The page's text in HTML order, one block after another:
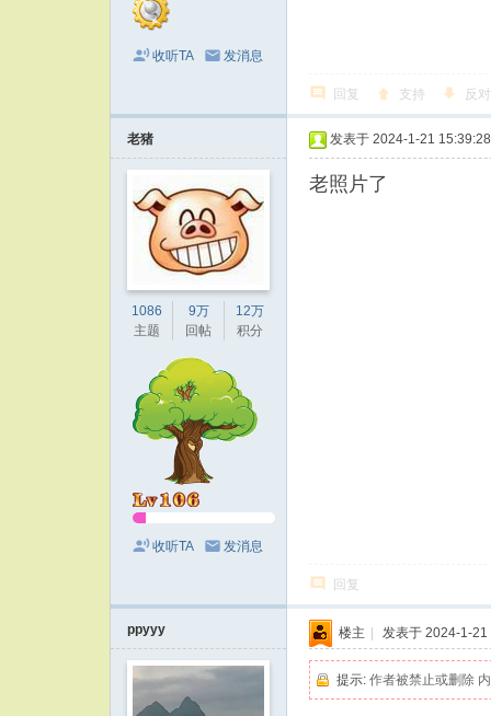
收听TA 发消息
回复 支持 反对
老猪
1086
主题
9万
回帖
12万
积分
收听TA 发消息
发表于 2024-1-21 15:39:28
老照片了
回复
ppyyy 楼主 | 发表于 2024-1-
提示: 作者被禁止或删除